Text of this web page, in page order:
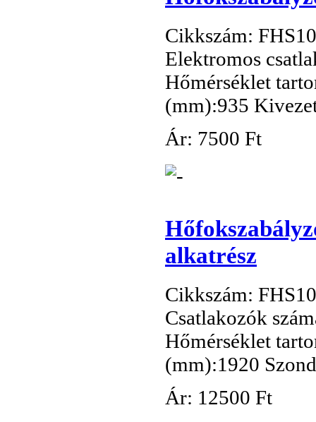
Cikkszám:
Elektromos
Hőmérséklet
(mm):935
Ár: 7500 Ft
alkatrész
Cikkszám:
Csatlakozók
Hőmérséklet
(mm):1920
Ár: 12500 Ft